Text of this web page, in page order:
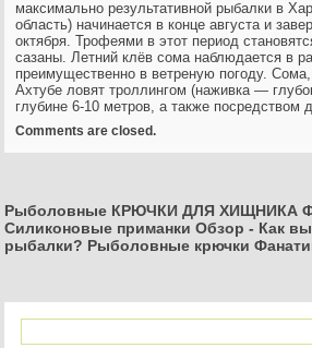
максимально результативной рыбалки в
область) начинается в конце августа и
октября. Трофеями в этот период
сазаны. Летний клёв сома наблюдается в
преимущественно в ветреную погоду.
Ахтубе ловят троллингом (наживка —
глубине 6-10 метров, а также посредством
Comments are closed.
Рыболовные КРЮЧКИ ДЛЯ ХИЩНИКА
Силиконовые приманки Обзор - Как
рыбалки? Рыболовные крючки